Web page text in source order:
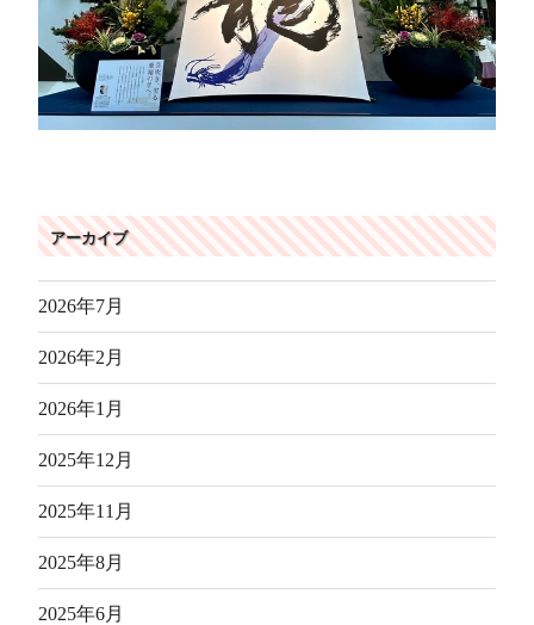
アーカイブ
2026年7月
2026年2月
2026年1月
2025年12月
2025年11月
2025年8月
2025年6月